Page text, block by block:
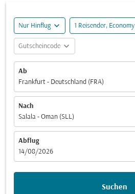
Nur Hinflug expand_more 1 Reisender, Economy
Gutscheincode expand_more
Ab
Frankfurt - Deutschland (FRA)
Nach
Salala - Oman (SLL)
Abflug
fc-booking-departure-date-aria-label
14/08/2026
Suchen